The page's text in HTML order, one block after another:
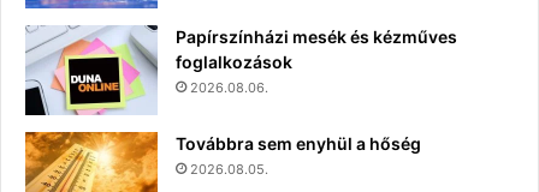
Papírszínházi mesék és kézműves
foglalkozások
2026.08.06.
Továbbra sem enyhül a hőség
2026.08.05.